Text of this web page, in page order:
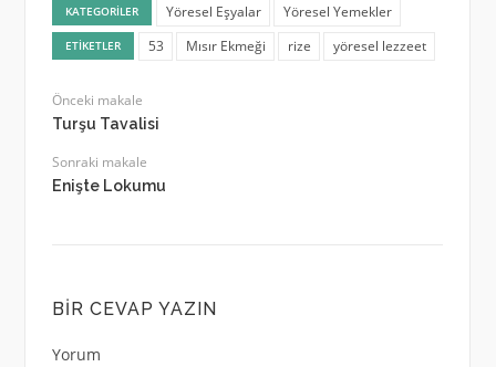
KATEGORILER Yöresel Eşyalar Yöresel Yemekler
ETIKETLER 53 Mısır Ekmeği rize yöresel lezzeet
Önceki makale
Turşu Tavalisi
Sonraki makale
Enişte Lokumu
BIR CEVAP YAZIN
Yorum